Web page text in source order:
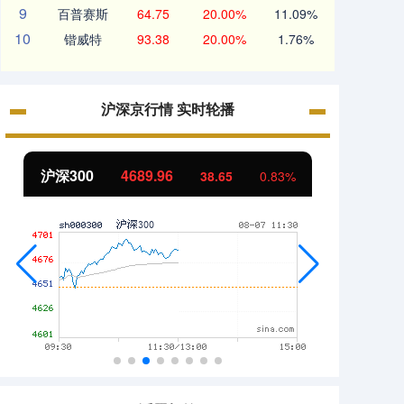
9 百普赛斯 64.75 20.00% 11.09%
10 锴威特 93.38 20.00% 1.76%
沪深京行情 实时轮播
沪深300 4689.96 38.65 0.83%